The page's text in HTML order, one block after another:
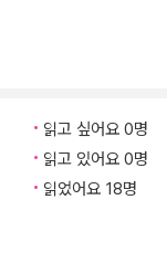
해/직업윤리), [3권
' 및 '학습 가이드'로
플랜'으로 자신의 실
적인 3단계 학습 시
읽고 싶어요 0명
읽고 있어요 0명
읽었어요 18명